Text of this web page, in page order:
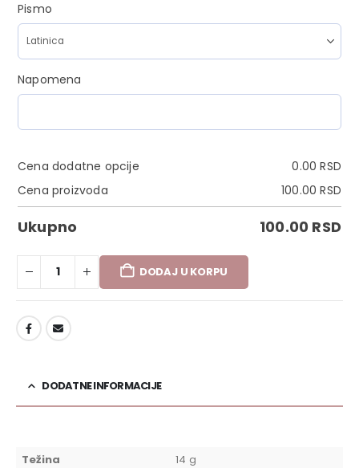
Pismo
Napomena
Cena dodatne opcije 0.00RSD
Cena proizvoda
100.00RSD
Ukupno 100.00 RSD
DODAJ U KORPU
DODATNE INFORMACIJE
Težina
14 g